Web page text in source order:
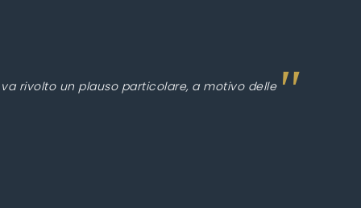
va rivolto un plauso particolare, a motivo delle